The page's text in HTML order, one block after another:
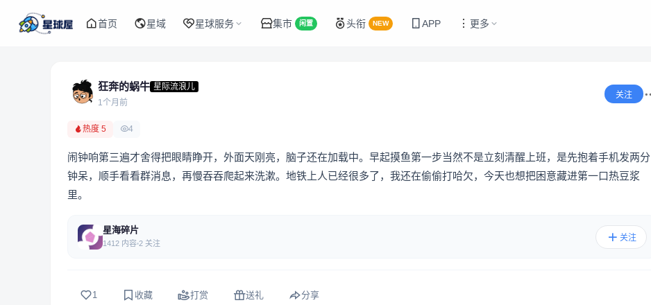
首页 星域 星球服务 集市 闲置 头衔 NEW APP 更多
狂奔的蜗牛 星际流浪儿
1个月前
关注
热度 5 4
闹钟响第三遍才舍得把眼睛睁开，外面天刚亮，脑子还在加载中。早起摸鱼第一步当然不是立刻清醒上班，是先抱着手机发两分
钟呆，顺手看看群消息，再慢吞吞爬起来洗漱。地铁上人已经很多了，我还在偷偷打哈欠，今天也想把困意藏进第一口热豆浆
里。
星海碎片
1412 内容 2 关注
关注
1 收藏 打赏 送礼 分享